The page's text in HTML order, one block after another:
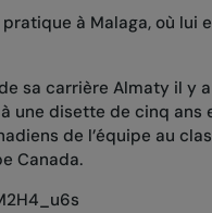
à Malaga, où lui
sa carrière Almaty il y
une disette de cinq ans
de l’équipe au
Canada.